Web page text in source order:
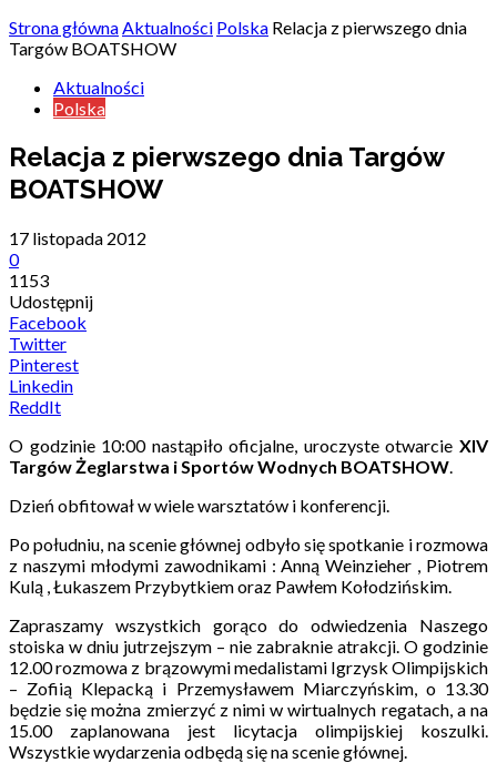
Strona głównaAktualności Polska Relacja z pierwszego dnia
Targów BOATSHOW
Aktualności
Polska
Relacja z pierwszego dnia Targów
BOATSHOW
17 listopada 2012
0
1153
Udostępnij
Facebook
Twitter
Pinterest
Linkedin
ReddIt
O godzinie 10:00 nastąpiło oficjalne, uroczyste otwarcie XIV
Targów Żeglarstwa i Sportów Wodnych BOATSHOW.
Dzień obfitował w wiele warsztatów i konferencji.
Po południu, na scenie głównej odbyło się spotkanie i rozmowa
z naszymi młodymi zawodnikami : Anną Weinzieher , Piotrem
Kulą , Łukaszem Przybytkiem oraz Pawłem Kołodzińskim.
Zapraszamy wszystkich gorąco do odwiedzenia Naszego
stoiska w dniu jutrzejszym – nie zabraknie atrakcji. O godzinie
12.00 rozmowa z brązowymi medalistami Igrzysk Olimpijskich
– Zofiią Klepacką i Przemysławem Miarczyńskim, o 13.30
będzie się można zmierzyć z nimi w wirtualnych regatach, a na
15.00 zaplanowana jest licytacja olimpijskiej koszulki.
Wszystkie wydarzenia odbędą się na scenie głównej.